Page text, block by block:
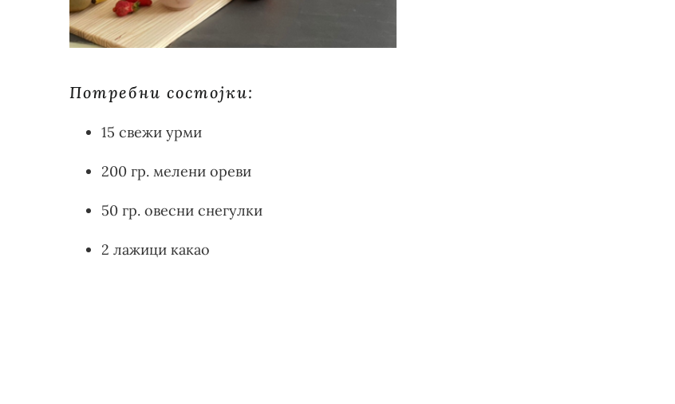
Потребни состојки:
15 свежи урми
200 гр. мелени ореви
50 гр. овесни снегулки
2 лажици какао